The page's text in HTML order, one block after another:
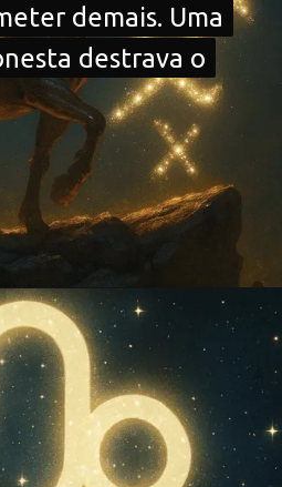
demais. Uma
destrava o
demais. Uma
destrava o
?s=hor%C3%B3scopo